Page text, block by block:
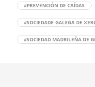
#PREVENCIÓN DE CAÍDAS
#SOCIEDADE GALEGA DE
#SOCIEDAD MADRILEÑA DE